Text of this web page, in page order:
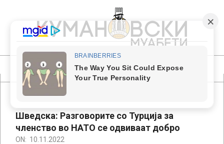
content
КУМАНОВСКИ
МУАБЕТИ
Primary
Navigation
Шведска: Разговорите со Турција за
членство во НАТО се одвиваат добро
ON: 10.11.2022